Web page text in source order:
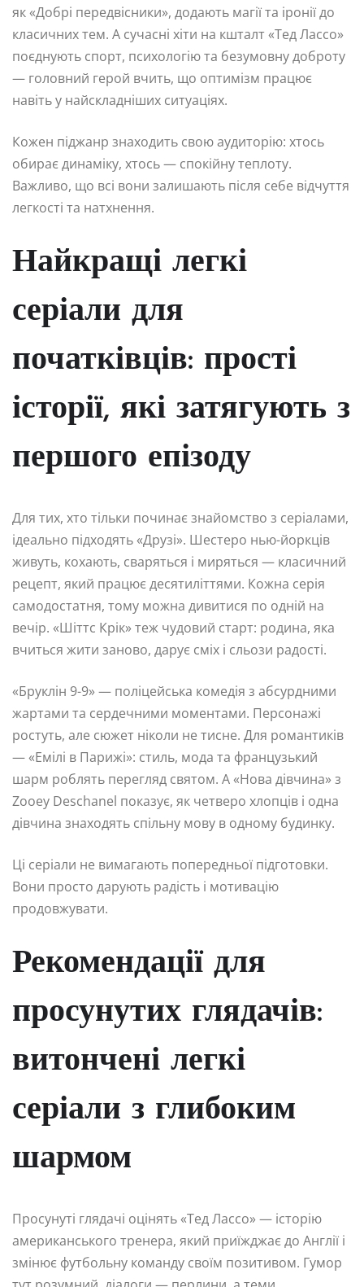
як «Добрі передвісники», додають магії та іронії до
класичних тем. А сучасні хіти на кшталт «Тед Лассо»
поєднують спорт, психологію та безумовну доброту
— головний герой вчить, що оптимізм працює
навіть у найскладніших ситуаціях.
Кожен піджанр знаходить свою аудиторію: хтось
обирає динаміку, хтось — спокійну теплоту.
Важливо, що всі вони залишають після себе відчуття
легкості та натхнення.
Найкращі легкі
серіали для
початківців: прості
історії, які затягують з
першого епізоду
Для тих, хто тільки починає знайомство з серіалами,
ідеально підходять «Друзі». Шестеро нью-йоркців
живуть, кохають, сваряться і миряться — класичний
рецепт, який працює десятиліттями. Кожна серія
самодостатня, тому можна дивитися по одній на
вечір. «Шіттс Крік» теж чудовий старт: родина, яка
вчиться жити заново, дарує сміх і сльози радості.
«Бруклін 9-9» — поліцейська комедія з абсурдними
жартами та сердечними моментами. Персонажі
ростуть, але сюжет ніколи не тисне. Для романтиків
— «Емілі в Парижі»: стиль, мода та французький
шарм роблять перегляд святом. А «Нова дівчина» з
Zooey Deschanel показує, як четверо хлопців і одна
дівчина знаходять спільну мову в одному будинку.
Ці серіали не вимагають попередньої підготовки.
Вони просто дарують радість і мотивацію
продовжувати.
Рекомендації для
просунутих глядачів:
витончені легкі
серіали з глибоким
шармом
Просунуті глядачі оцінять «Тед Лассо» — історію
американського тренера, який приїжджає до Англії і
змінює футбольну команду своїм позитивом. Гумор